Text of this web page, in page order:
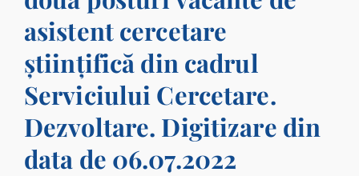
Contact
Biblioteca digitală
asistent cercetare
științifică din cadrul
Serviciului Cercetare.
Dezvoltare. Digitizare din
data de 06.07.2022